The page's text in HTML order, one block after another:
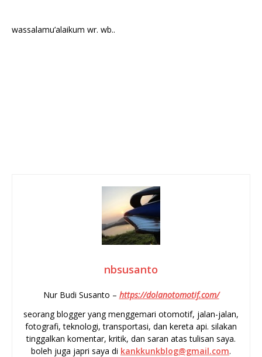
wassalamu’alaikum wr. wb..
nbsusanto
Nur Budi Susanto – https://dolanotomotif.com/
seorang blogger yang menggemari otomotif, jalan-jalan,
fotografi, teknologi, transportasi, dan kereta api. silakan
tinggalkan komentar, kritik, dan saran atas tulisan saya.
boleh juga japri saya di kankkunkblog@gmail.com.